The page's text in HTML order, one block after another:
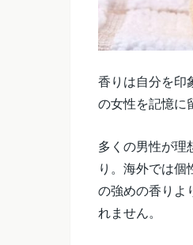
香りは自分を印
の女性を記憶に
多くの男性が理
り。海外では個
の強めの香りよ
れません。